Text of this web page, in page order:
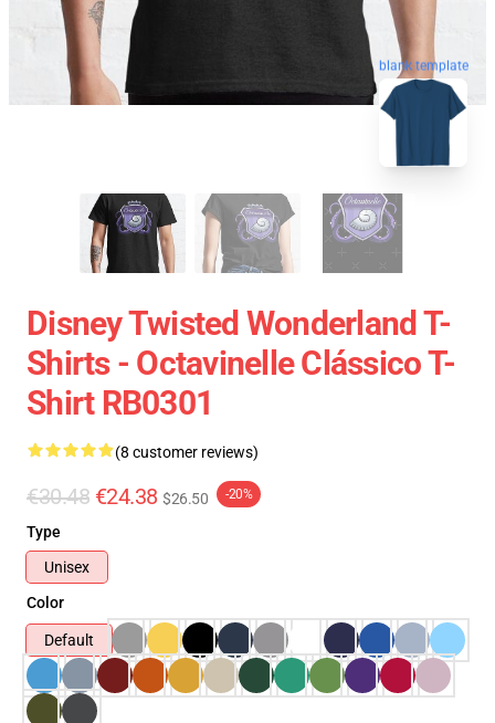
blank template
Disney Twisted Wonderland T-
Shirts - Octavinelle Clássico T-
Shirt RB0301
(8 customer reviews)
€30.48 €24.38 $26.50 -20%
Type
Unisex
Color
Default